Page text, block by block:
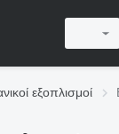
εξοπλισμοί